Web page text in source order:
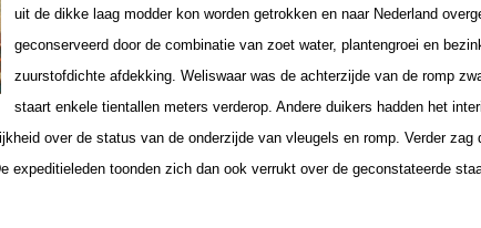
uit de dikke laag modder kon worden getrokken en naar Nederland
geconserveerd door de combinatie van zoet water, plantengroei en
zuurstofdichte afdekking. Weliswaar was de achterzijde van de romp
staart enkele tientallen meters verderop. Andere duikers hadden het
over de status van de onderzijde van vleugels en romp. Verder
expeditieleden toonden zich dan ook verrukt over de geconstateerde